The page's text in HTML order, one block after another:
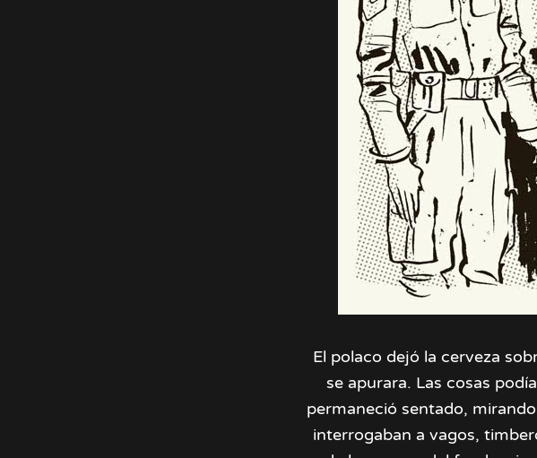
El polaco dejó la cerveza
se apurara. Las cosas
permaneció sentado,
interrogaban a vagos,